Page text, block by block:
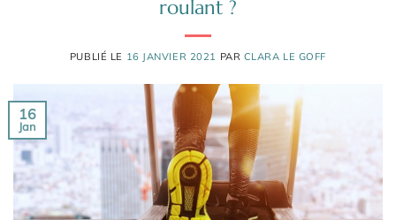
roulant ?
PUBLIÉ LE 16 JANVIER 2021 PAR CLARA LE GOFF
16
Jan